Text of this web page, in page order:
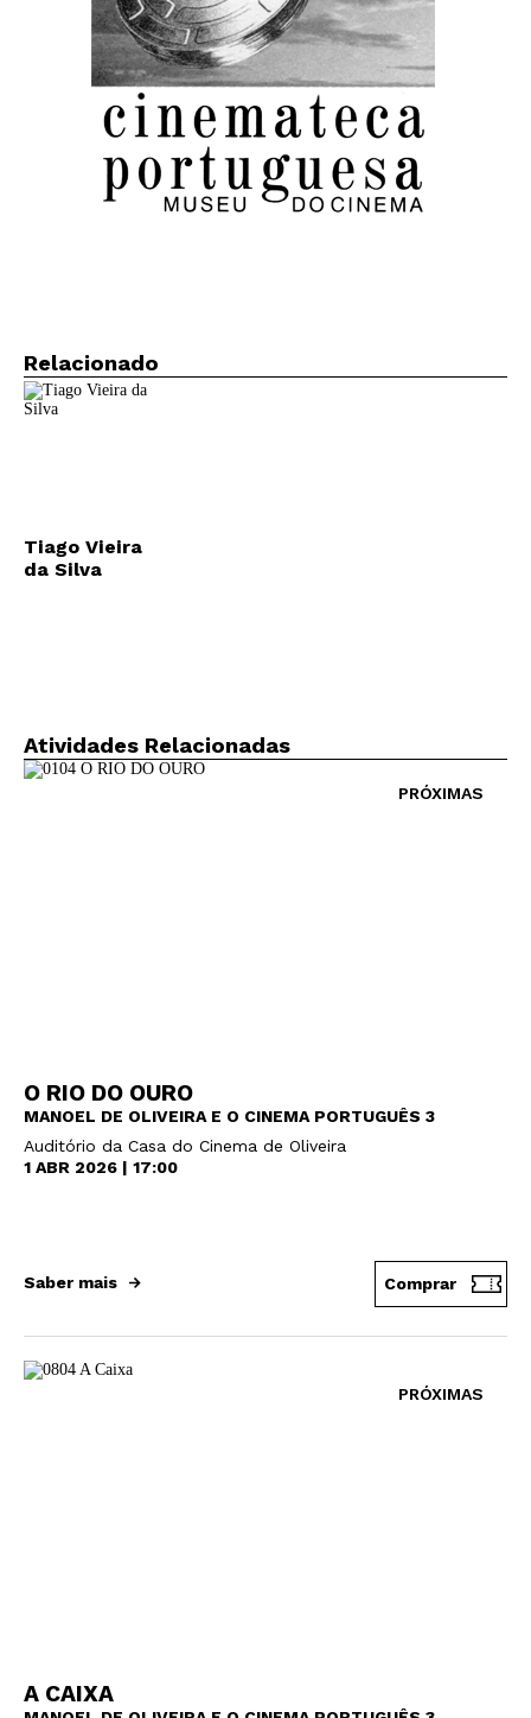
Relacionado
Tiago Vieira
da Silva
Atividades Relacionadas
PRÓXIMAS
O RIO DO OURO
MANOEL DE OLIVEIRA E O CINEMA PORTUGUÊS 3
Auditório da Casa do Cinema de Oliveira
1 ABR 2026 | 17:00
Saber mais Comprar
PRÓXIMAS
A CAIXA